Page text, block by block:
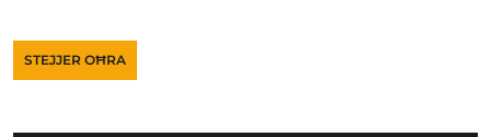
STEJJER OĦRA